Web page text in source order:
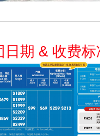
日期 & 收费标